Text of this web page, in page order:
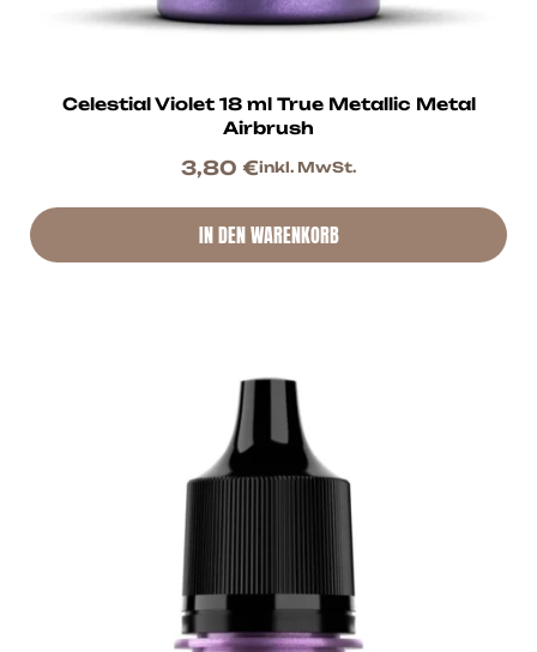
Celestial Violet 18 ml True Metallic Metal
Airbrush
3,80 €inkl. MwSt.
IN DEN WARENKORB